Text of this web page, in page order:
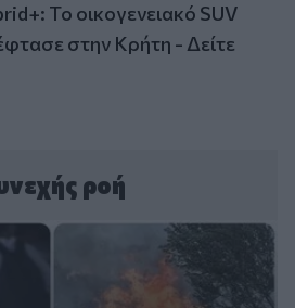
Το οικογενειακό SUV
στην Κρήτη - Δείτε
ροή